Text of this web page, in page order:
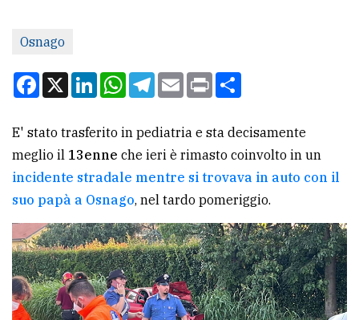
Scrivici
Per
la
pubblicità
CERCA
Cerca
per
comune
Ricerca
Osnago
Facebook
X LinkedInWhatsApp
Telegram
EmailPrint
E' stato trasferito in pediatria e sta decisamente
meglio il 13enne che ieri è rimasto coinvolto in un
incidente stradale mentre si trovava in auto con il
suo papà a Osnago, nel tardo pomeriggio.